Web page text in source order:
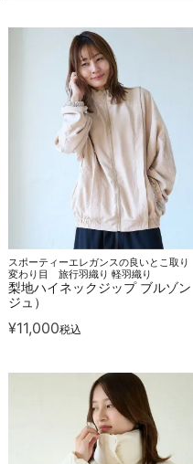
スポーティーエレガンスの良いとこ取
変わり目 旅行羽織り 軽羽織り
梨地ハイネックジップ ブルゾ
ジュ）
¥11,000税込